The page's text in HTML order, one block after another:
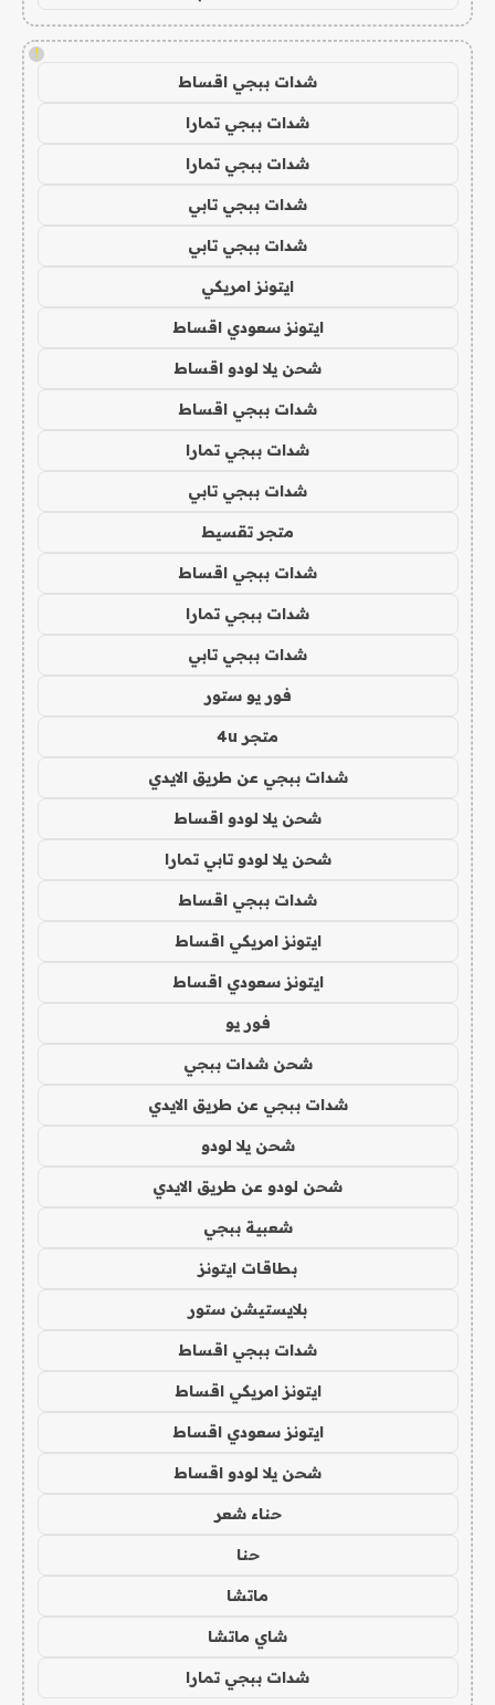
!
شدات ببجي اقساط
شدات ببجي تمارا
شدات ببجي تمارا
شدات ببجي تابي
شدات ببجي تابي
ايتونز امريكي
ايتونز سعودي اقساط
شحن يلا لودو اقساط
شدات ببجي اقساط
شدات ببجي تمارا
شدات ببجي تابي
متجر تقسيط
شدات ببجي اقساط
شدات ببجي تمارا
شدات ببجي تابي
فور يو ستور
متجر 4u
شدات ببجي عن طريق الايدي
شحن يلا لودو اقساط
شحن يلا لودو تابي تمارا
شدات ببجي اقساط
ايتونز امريكي اقساط
ايتونز سعودي اقساط
فور يو
شحن شدات ببجي
شدات ببجي عن طريق الايدي
شحن يلا لودو
شحن لودو عن طريق الايدي
شعبية ببجي
بطاقات ايتونز
بلايستيشن ستور
شدات ببجي اقساط
ايتونز امريكي اقساط
ايتونز سعودي اقساط
شحن يلا لودو اقساط
حناء شعر
حنا
ماتشا
شاي ماتشا
شدات ببجي تمارا